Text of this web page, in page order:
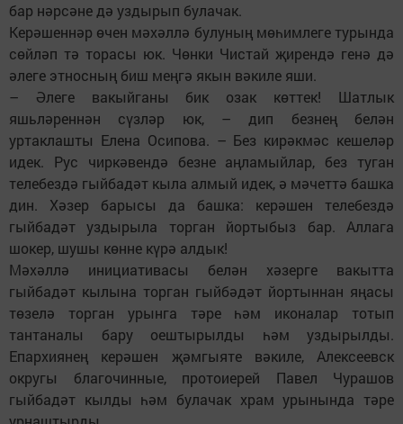
бар нәрсәне дә уздырып булачак.
Керәшеннәр өчен мәхәллә булуның мөһимлеге турында
сөйләп тә торасы юк. Чөнки Чистай җирендә генә дә
әлеге этносның биш меңгә якын вәкиле яши.
– Әлеге вакыйганы бик озак көттек! Шатлык
яшьләреннән сүзләр юк, – дип безнең белән
уртаклашты Елена Осипова. – Без кирәкмәс кешеләр
идек. Рус чиркәвендә безне аңламыйлар, без туган
телебездә гыйбадәт кыла алмый идек, ә мәчеттә башка
дин. Хәзер барысы да башка: керәшен телебездә
гыйбадәт уздырыла торган йортыбыз бар. Аллага
шокер, шушы көнне күрә алдык!
Мәхәллә инициативасы белән хәзерге вакытта
гыйбадәт кылына торган гыйбәдәт йортыннан яңасы
төзелә торган урынга тәре һәм иконалар тотып
тантаналы бару оештырылды һәм уздырылды.
Епархиянең керәшен җәмгыяте вәкиле, Алексеевск
округы благочинные, протоиерей Павел Чурашов
гыйбадәт кылды һәм булачак храм урынында тәре